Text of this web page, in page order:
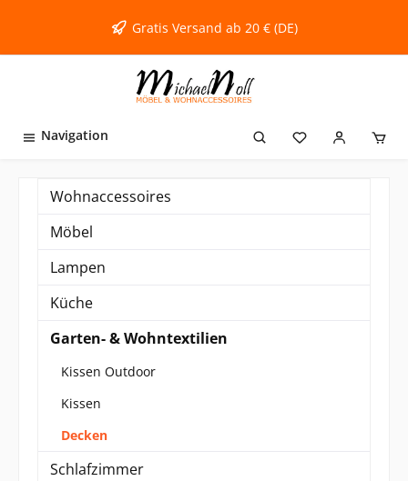
Gratis Versand ab 20 € (DE)
Navigation
Wohnaccessoires
Möbel
Lampen
Küche
Garten- & Wohntextilien
Kissen Outdoor
Kissen
Decken
Schlafzimmer